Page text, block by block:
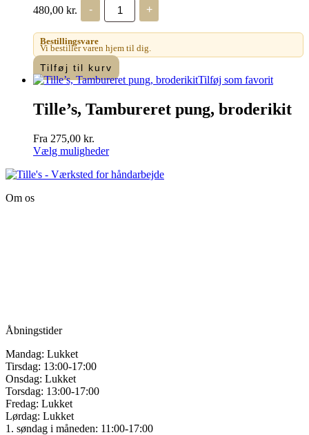
varesiden
480,00 kr. -
Fremme
-
Havens
ukrudt
GB
antal
+
Bestillingsvare
Vi bestiller varen hjem til dig.
Tilføj til kurv
Tilføj som favorit
Tille’s, Tambureret pung, broderikit
Fra 275,00 kr.
Vælg muligheder
vare
flere
Om os
Åbningstider
Mandag: Lukket
Tirsdag: 13:00-17:00
Onsdag: Lukket
Torsdag: 13:00-17:00
Fredag: Lukket
Lørdag: Lukket
1. søndag i måneden: 11:00-17:00